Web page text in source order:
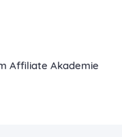
Affiliate Akademie